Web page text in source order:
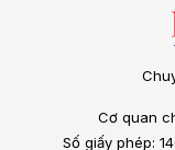
Cơ quan
Số giấy phép: